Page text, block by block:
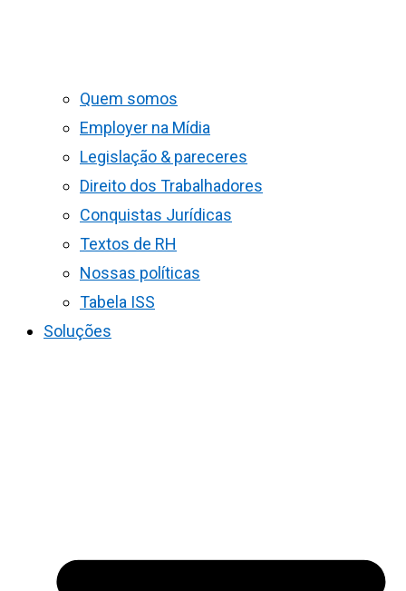
Quem somos
Employer na Mídia
Legislação & pareceres
Direito dos Trabalhadores
Conquistas Jurídicas
Textos de RH
Nossas políticas
Tabela ISS
Soluções